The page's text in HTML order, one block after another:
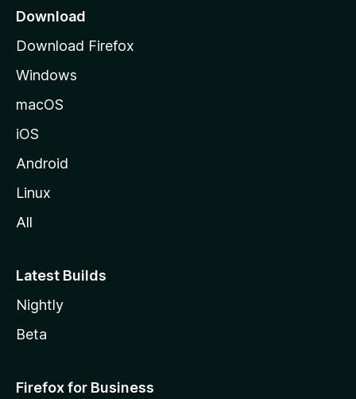
Download
Download Firefox
Windows
macOS
iOS
Android
Linux
All
Latest Builds
Nightly
Beta
Firefox for Business